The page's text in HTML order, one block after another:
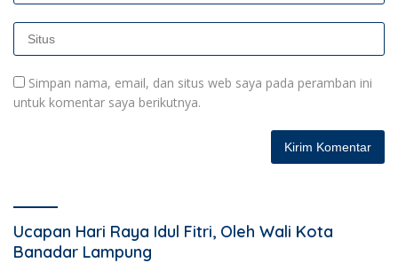
Simpan nama, email, dan situs web saya pada peramban ini
untuk komentar saya berikutnya.
Ucapan Hari Raya Idul Fitri, Oleh Wali Kota
Banadar Lampung